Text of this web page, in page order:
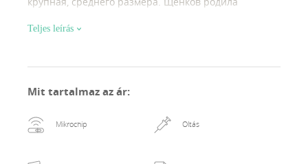
Teljes leírás
Mit tartalmaz az ár:
Mikrochip Oltás